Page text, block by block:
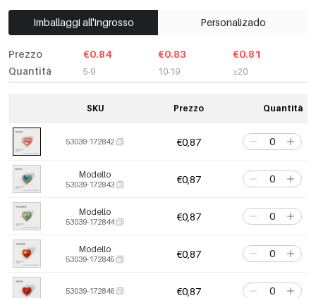
Imballaggi all'ingrosso Personalizado
Prezzo
Quantità
€0.84
5-9
€0.83
10-19
€0.81
≥20
SKU Prezzo Quantità
53039-172842 €0,87
Modello
53039-172843 €0,87
Modello
53039-172844 €0,87
Modello
53039-172845 €0,87
53039-172846 €0,87